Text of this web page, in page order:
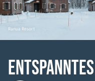
Ranua Resort